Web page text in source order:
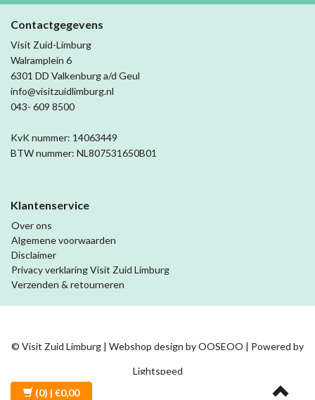
Contactgegevens
Visit Zuid-Limburg
Walramplein 6
6301 DD Valkenburg a/d Geul
info@visitzuidlimburg.nl
043- 609 8500
KvK nummer: 14063449
BTW nummer: NL807531650B01
Klantenservice
Over ons
Algemene voorwaarden
Disclaimer
Privacy verklaring Visit Zuid Limburg
Verzenden & retourneren
© Visit Zuid Limburg | Webshop design byOOSEOO | Powered by
Lightspeed
(0) | €0,00